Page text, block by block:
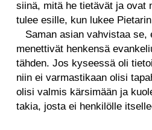
siinä, mitä he tietävät ja ovat
tulee esille, kun lukee
Saman asian vahvistaa se,
menettivät henkensä
tähden. Jos kyseessä oli
niin ei varmastikaan olisi
olisi valmis kärsimään ja
takia, josta ei henkilölle